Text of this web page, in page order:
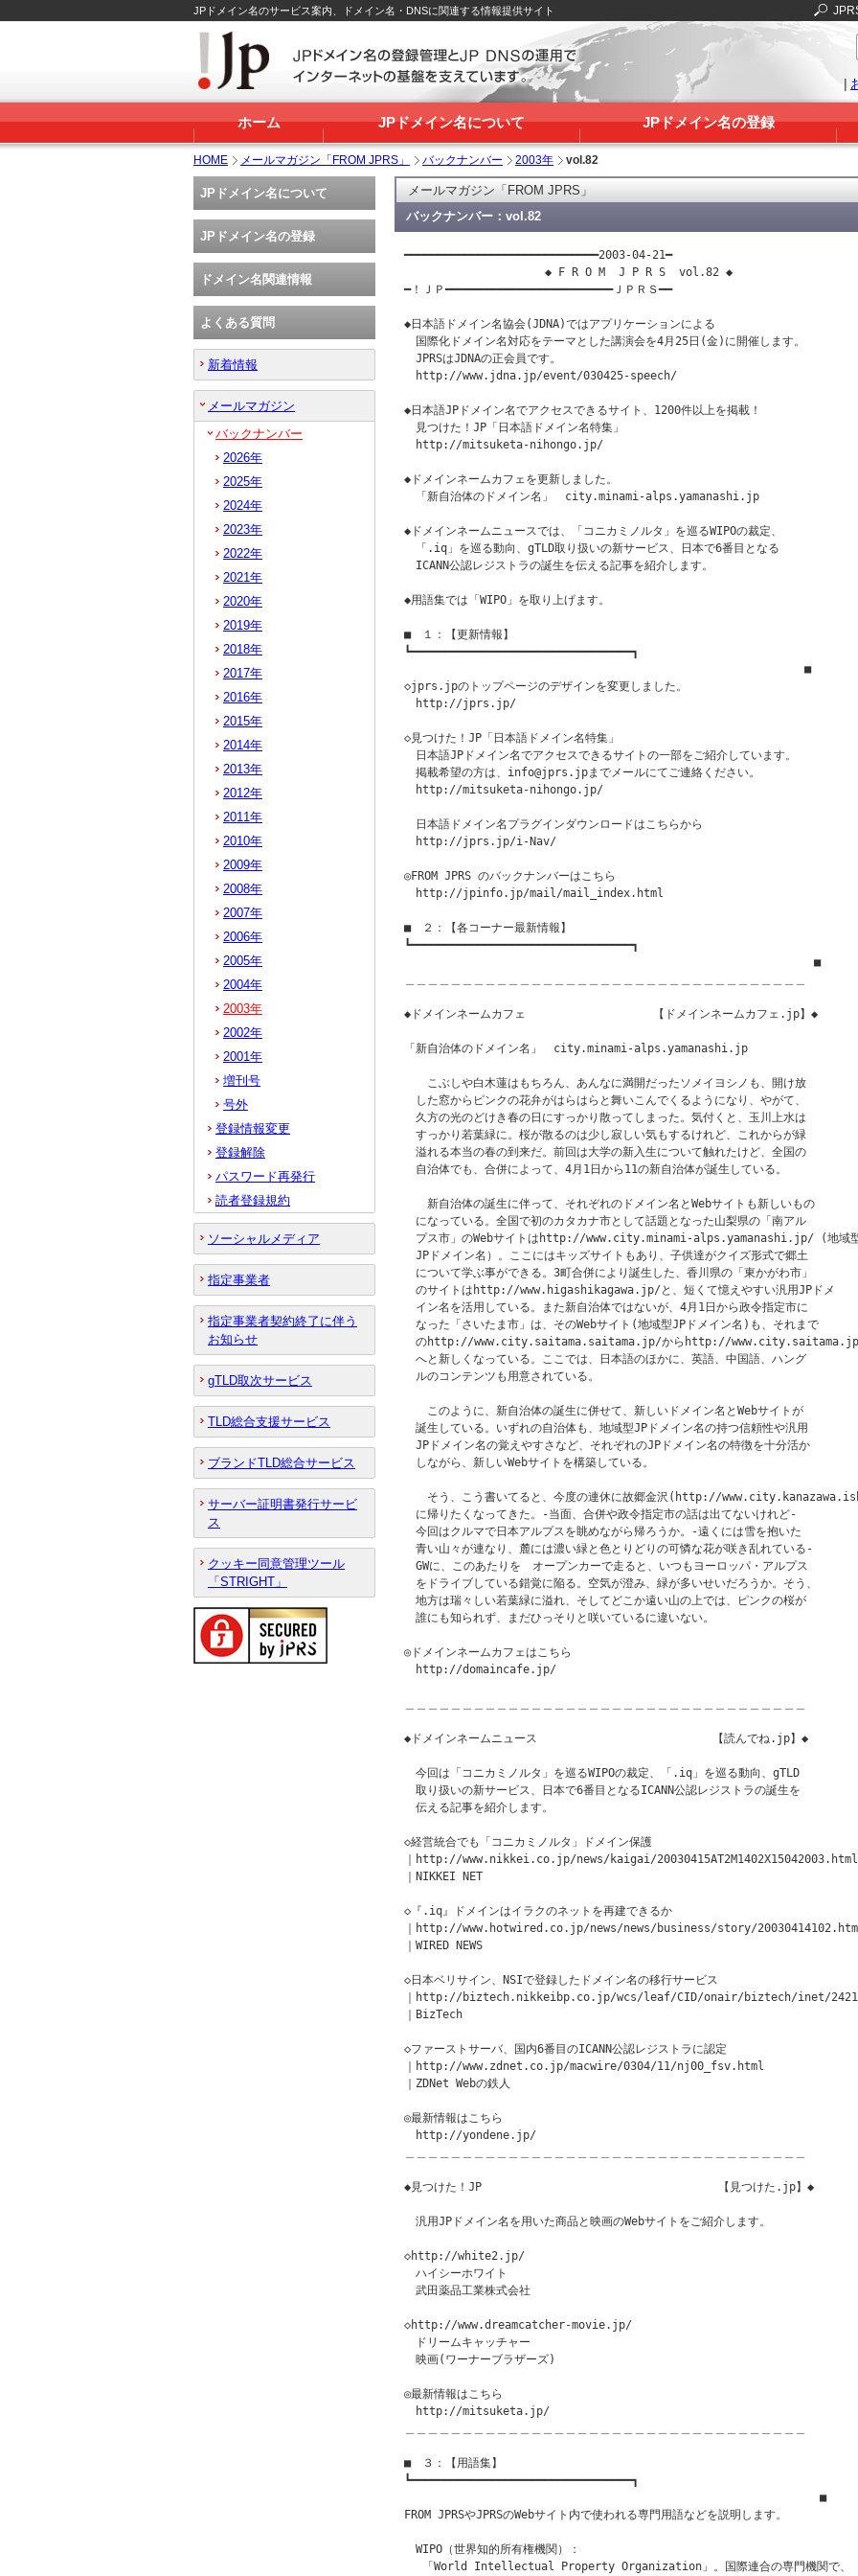
JPドメイン名のサービス案内、ドメイン名・DNSに関連する情報提供サイト
|
ホーム JPドメイン名について JPドメイン名の登録
HOME メールマガジン「FROM JPRS」 バックナンバー 2003年 vol.82
メールマガジン「FROM JPRS」
バックナンバー：vol.82
━━━━━━━━━━━━━━━━━━━━━━━━━━━━━2003-04-21━
                     ◆ F R O M  J P R S  vol.82 ◆
━！ＪＰ━━━━━━━━━━━━━━━━━━━━━━━━━ＪＰＲＳ━━
◆日本語ドメイン名協会(JDNA)ではアプリケーションによる
国際化ドメイン名対応をテーマとした講演会を4月25日(金)に開催します。
JPRSはJDNAの正会員です。
http://www.jdna.jp/event/030425-speech/
◆日本語JPドメイン名でアクセスできるサイト、1200件以上を掲載！
見つけた！JP「日本語ドメイン名特集」
http://mitsuketa-nihongo.jp/
◆ドメインネームカフェを更新しました。
「新自治体のドメイン名」　city.minami-alps.yamanashi.jp
◆ドメインネームニュースでは、「コニカミノルタ」を巡るWIPOの裁定、
「.iq」を巡る動向、gTLD取り扱いの新サービス、日本で6番目となる
ICANN公認レジストラの誕生を伝える記事を紹介します。
◆用語集では「WIPO」を取り上げます。
■　１：【更新情報】
┗━━━━━━━━━━━━━━━━━━━━━━━━━━━━━━━━━┓
■
◇jprs.jpのトップページのデザインを変更しました。
http://jprs.jp/
◇見つけた！JP「日本語ドメイン名特集」
日本語JPドメイン名でアクセスできるサイトの一部をご紹介しています。
掲載希望の方は、info@jprs.jpまでメールにてご連絡ください。
http://mitsuketa-nihongo.jp/
日本語ドメイン名プラグインダウンロードはこちらから
http://jprs.jp/i-Nav/
◎FROM JPRS のバックナンバーはこちら
http://jpinfo.jp/mail/mail_index.html
■　２：【各コーナー最新情報】
┗━━━━━━━━━━━━━━━━━━━━━━━━━━━━━━━━━┓
■
◆ドメインネームカフェ                   【ドメインネームカフェ.jp】◆
「新自治体のドメイン名」　city.minami-alps.yamanashi.jp
こぶしや白木蓮はもちろん、あんなに満開だったソメイヨシノも、開け放
した窓からピンクの花弁がはらはらと舞いこんでくるようになり、やがて、
久方の光のどけき春の日にすっかり散ってしまった。気付くと、玉川上水は
すっかり若葉緑に。桜が散るのは少し寂しい気もするけれど、これからが緑
溢れる本当の春の到来だ。前回は大学の新入生について触れたけど、全国の
自治体でも、合併によって、4月1日から11の新自治体が誕生している。
新自治体の誕生に伴って、それぞれのドメイン名とWebサイトも新しいもの
になっている。全国で初のカタカナ市として話題となった山梨県の「南アル
プス市」のWebサイトはhttp://www.city.minami-alps.yamanashi.jp/ (地域
JPドメイン名）。ここにはキッズサイトもあり、子供達がクイズ形式で郷土
について学ぶ事ができる。3町合併により誕生した、香川県の「東かがわ市」
のサイトはhttp://www.higashikagawa.jp/と、短くて憶えやすい汎用JPドメ
イン名を活用している。また新自治体ではないが、4月1日から政令指定市に
なった「さいたま市」は、そのWebサイト(地域型JPドメイン名)も、それまで
のhttp://www.city.saitama.saitama.jp/からhttp://
へと新しくなっている。ここでは、日本語のほかに、英語、中国語、ハング
ルのコンテンツも用意されている。
このように、新自治体の誕生に併せて、新しいドメイン名とWebサイトが
誕生している。いずれの自治体も、地域型JPドメイン名の持つ信頼性や汎用
JPドメイン名の覚えやすさなど、それぞれのJPドメイン名の特徴を十分活か
しながら、新しいWebサイトを構築している。
そう、こう書いてると、今度の連休に故郷金沢(http://
に帰りたくなってきた。‐当面、合併や政令指定市の話は出てないけれど‐
今回はクルマで日本アルプスを眺めながら帰ろうか。‐遠くには雪を抱いた
青い山々が連なり、麓には濃い緑と色とりどりの可憐な花が咲き乱れている‐
GWに、このあたりを　オープンカーで走ると、いつもヨーロッパ・アルプス
をドライブしている錯覚に陥る。空気が澄み、緑が多いせいだろうか。そう、
地方は瑞々しい若葉緑に溢れ、そしてどこか遠い山の上では、ピンクの桜が
誰にも知られず、まだひっそりと咲いているに違いない。
◎ドメインネームカフェはこちら
http://domaincafe.jp/
◆ドメインネームニュース　　　　　　　　　 　        【読んでね.jp】◆
今回は「コニカミノルタ」を巡るWIPOの裁定、「.iq」を巡る動向、gTLD
取り扱いの新サービス、日本で6番目となるICANN公認レジストラの誕生を
伝える記事を紹介します。
◇経営統合でも「コニカミノルタ」ドメイン保護
｜http://www.nikkei.co.jp/news/kaigai/20030415AT2M1402X15042003.html
｜NIKKEI NET
◇『.iq』ドメインはイラクのネットを再建できるか
｜http://www.hotwired.co.jp/news/news/business/story/
｜WIRED NEWS
◇日本ベリサイン、NSIで登録したドメイン名の移行サービス
｜http://biztech.nikkeibp.co.jp/wcs/leaf/CID/onair/biztech/inet/
｜BizTech
◇ファーストサーバ、国内6番目のICANN公認レジストラに認定
｜http://www.zdnet.co.jp/macwire/0304/11/nj00_fsv.html
｜ZDNet Webの鉄人
◎最新情報はこちら
http://yondene.jp/
◆見つけた！JP　　　　　　　　　　　　　             【見つけた.jp】◆
汎用JPドメイン名を用いた商品と映画のWebサイトをご紹介します。
◇http://white2.jp/
ハイシーホワイト
武田薬品工業株式会社
◇http://www.dreamcatcher-movie.jp/
ドリームキャッチャー
映画(ワーナーブラザーズ)
◎最新情報はこちら
http://mitsuketa.jp/
■　３：【用語集】
┗━━━━━━━━━━━━━━━━━━━━━━━━━━━━━━━━━┓
■
FROM JPRSやJPRSのWebサイト内で使われる専門用語などを説明します。
WIPO（世界知的所有権機関）：
「World Intellectual Property Organization」。国際連合の専門機関で、
JPドメイン名について
JPドメイン名の登録
ドメイン名関連情報
よくある質問
新着情報
メールマガジン
バックナンバー
2026年
2025年
2024年
2023年
2022年
2021年
2020年
2019年
2018年
2017年
2016年
2015年
2014年
2013年
2012年
2011年
2010年
2009年
2008年
2007年
2006年
2005年
2004年
2003年
2002年
2001年
増刊号
号外
登録情報変更
登録解除
パスワード再発行
読者登録規約
ソーシャルメディア
指定事業者
指定事業者契約終了に伴う
お知らせ
gTLD取次サービス
TLD総合支援サービス
ブランドTLD総合サービス
サーバー証明書発行サービ
ス
クッキー同意管理ツール
「STRIGHT」